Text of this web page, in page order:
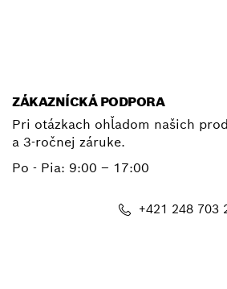
ZÁKAZNÍCKÁ PODPORA
Pri otázkach ohľadom našich
a 3-ročnej záruke.
Po - Pia: 9:00 – 17:00
+421 248 703